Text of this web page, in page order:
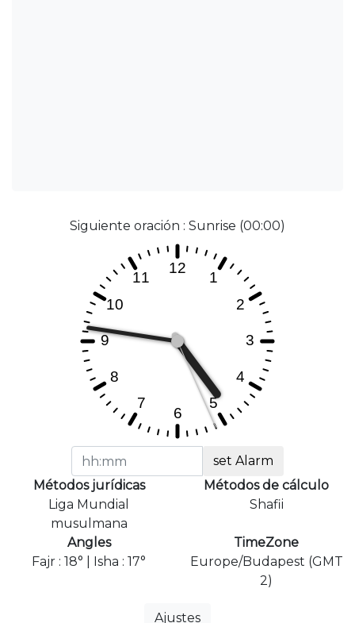
Siguiente oración : Sunrise (00:00)
set Alarm
Métodos jurídicas
Liga Mundial
musulmana
Métodos de cálculo
Shafii
Angles
Fajr : 18° | Isha : 17°
TimeZone
Europe/Budapest (GMT
2)
Ajustes